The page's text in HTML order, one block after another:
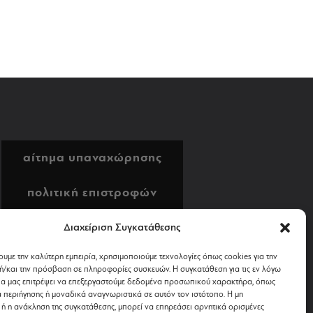
Διαχείριση Συγκατάθεσης
την καλύτερη εμπειρία, χρησιμοποιούμε τεχνολογίες όπως cookies για την
και την πρόσβαση σε πληροφορίες συσκευών. Η συγκατάθεση για τις εν λόγω
μας επιτρέψει να επεξεργαστούμε δεδομένα προσωπικού χαρακτήρα, όπως
ή μοναδικά αναγνωριστικά σε αυτόν τον ιστότοπο. Η μη
η ανάκληση της συγκατάθεσης, μπορεί να επηρεάσει αρνητικά ορισμένες
αίτημα υπαναχώρησης
πολιτική επιστροφών
αποστολή & πληρωμή
όροι χρήσης
απόρρητο & cookies